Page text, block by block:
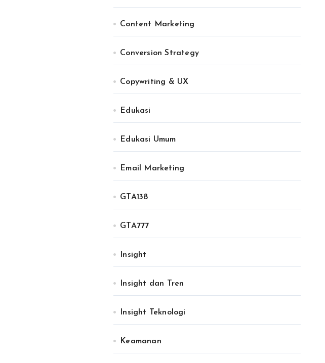
Content Marketing
Conversion Strategy
Copywriting & UX
Edukasi
Edukasi Umum
Email Marketing
GTA138
GTA777
Insight
Insight dan Tren
Insight Teknologi
Keamanan